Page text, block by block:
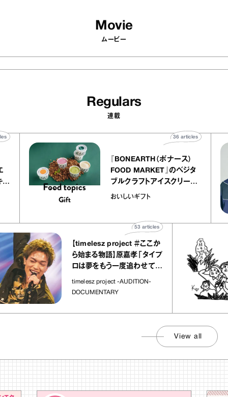
Movie
ムービー
Regulars
連載
リエ
キャ
articles
『BONEARTH（ボナース）
FOOD MARKET』のベジタ
ブルクラフトアイスクリーム
｜真野知子の「おいしいギフ
おいしいギフト
36articles
【timelesz project ＃ここか
ら始まる物語】原嘉孝「タイプ
ロは夢をもう一度追わせてく
れた場所」
timelesz project -AUDITION-
DOCUMENTARY
articles
View all